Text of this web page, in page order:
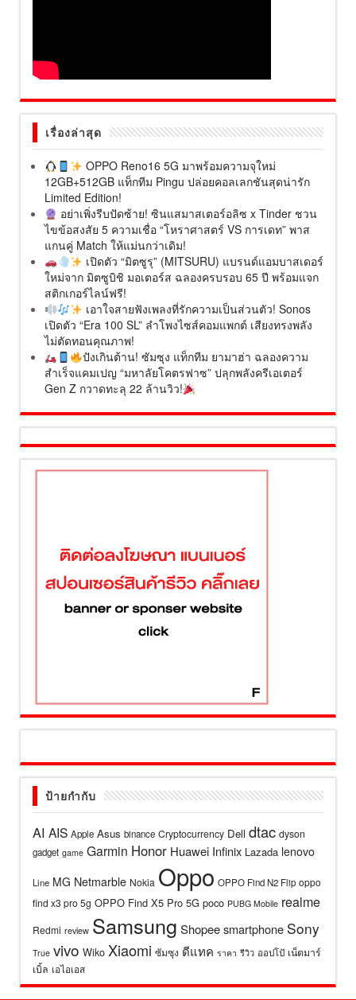
เรื่องล่าสุด
OPPO Reno16 5G มาพร้อมความจุใหม่
12GB+512GB แท็กทีม Pingu ปล่อยคอลเลกชันสุดน่ารัก
Limited Edition!
อย่าเพิ่งรีบปัดซ้าย! ซินแสมาสเตอร์อลิซ x Tinder ชวน
ไขข้อสงสัย 5 ความเชื่อ “โหราศาสตร์ VS การเดท” พาส
แกนคู่ Match ให้แม่นกว่าเดิม!
เปิดตัว “มิตซูรุ” (MITSURU) แบรนด์แอมบาสเดอร์
ใหม่จาก มิตซูบิชิ มอเตอร์ส ฉลองครบรอบ 65 ปี พร้อมแจก
สติกเกอร์ไลน์ฟรี!
เอาใจสายฟังเพลงที่รักความเป็นส่วนตัว! Sonos
เปิดตัว “Era 100 SL” ลำโพงไซส์คอมแพกต์ เสียงทรงพลัง
ไม่ตัดทอนคุณภาพ!
ปังเกินต้าน! ซัมซุง แท็กทีม ยามาฮ่า ฉลองความ
สำเร็จแคมเปญ “มหาลัยโคตรฟาซ” ปลุกพลังครีเอเตอร์
Gen Z กวาดทะลุ 22 ล้านวิว!
ป้ายกำกับ
AI AIS Apple Asus binance Cryptocurrency Dell dtac dyson
gadget game Garmin Honor Huawei Infinix Lazada lenovo
Line MG Netmarble Nokia Oppo OPPO Find N2 Flip oppo
find x3 pro 5g OPPO Find X5 Pro 5G poco PUBG Mobile realme
Redmi review Samsung Shopeesmartphone Sony
True vivo Wiko Xiaomi ซัมซุง ดีแทค ราคา รีวิว ออปโป้ เน็ตมาร์
เบิ้ล เอไอเอส